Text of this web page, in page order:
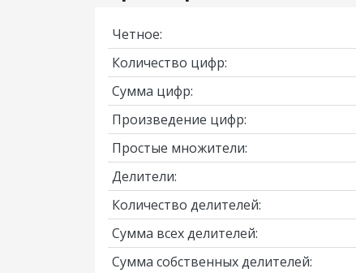
Четное:
Количество цифр:
Сумма цифр:
Произведение цифр:
Простые множители:
Делители:
Количество делителей:
Сумма всех делителей:
Сумма собственных делителей: